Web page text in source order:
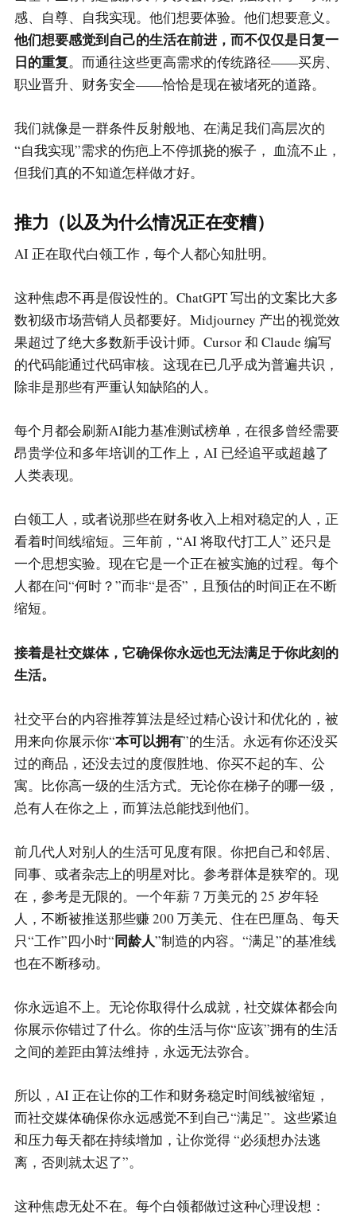
感、自尊、自我实现。他们想要体验。他们想要意义。
他们想要感觉到自己的生活在前进，而不仅仅是日复一
日的重复。而通往这些更高需求的传统路径——买房、
职业晋升、财务安全——恰恰是现在被堵死的道路。
我们就像是一群条件反射般地、在满足我们高层次的
“自我实现”需求的伤疤上不停抓挠的猴子， 血流不止，
但我们真的不知道怎样做才好。
推力（以及为什么情况正在变糟）
AI 正在取代白领工作，每个人都心知肚明。
这种焦虑不再是假设性的。ChatGPT 写出的文案比大多
数初级市场营销人员都要好。Midjourney 产出的视觉效
果超过了绝大多数新手设计师。Cursor 和 Claude 编写
的代码能通过代码审核。这现在已几乎成为普遍共识，
除非是那些有严重认知缺陷的人。
每个月都会刷新AI能力基准测试榜单，在很多曾经需要
昂贵学位和多年培训的工作上，AI 已经追平或超越了
人类表现。
白领工人，或者说那些在财务收入上相对稳定的人，正
看着时间线缩短。三年前，“AI 将取代打工人” 还只是
一个思想实验。现在它是一个正在被实施的过程。每个
人都在问“何时？”而非“是否”，且预估的时间正在不断
缩短。
接着是社交媒体，它确保你永远也无法满足于你此刻的
生活。
社交平台的内容推荐算法是经过精心设计和优化的，被
用来向你展示你“本可以拥有”的生活。永远有你还没买
过的商品，还没去过的度假胜地、你买不起的车、公
寓。比你高一级的生活方式。无论你在梯子的哪一级，
总有人在你之上，而算法总能找到他们。
前几代人对别人的生活可见度有限。你把自己和邻居、
同事、或者杂志上的明星对比。参考群体是狭窄的。现
在，参考是无限的。一个年薪 7 万美元的 25 岁年轻
人，不断被推送那些赚 200 万美元、住在巴厘岛、每天
只“工作”四小时“同龄人”制造的内容。“满足”的基准线
也在不断移动。
你永远追不上。无论你取得什么成就，社交媒体都会向
你展示你错过了什么。你的生活与你“应该”拥有的生活
之间的差距由算法维持，永远无法弥合。
所以，AI 正在让你的工作和财务稳定时间线被缩短，
而社交媒体确保你永远感觉不到自己“满足”。这些紧迫
和压力每天都在持续增加，让你觉得 “必须想办法逃
离，否则就太迟了”。
这种焦虑无处不在。每个白领都做过这种心理设想：